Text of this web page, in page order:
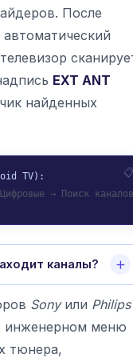
После
автоматический
EXT ANT
найденных
→ Поиск каналов
каналы?
Sonyили Philips
инженерном меню
тюнера,